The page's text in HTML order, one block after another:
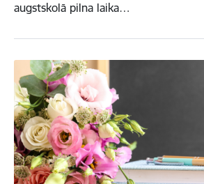
augstskolā pilna laika…